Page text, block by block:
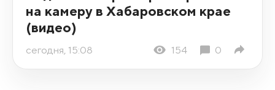
на камеру в Хабаровском крае
(видео)
сегодня, 15:08 154 0